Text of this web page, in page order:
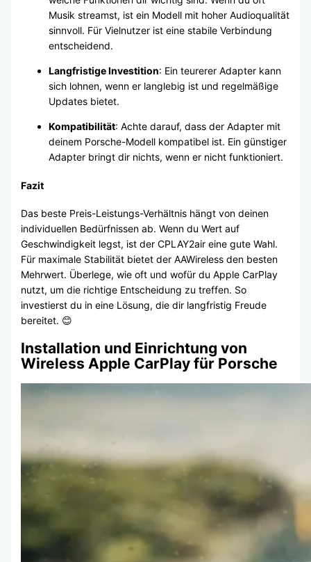
Musik streamst, ist ein Modell mit hoher Audioqualität
sinnvoll. Für Vielnutzer ist eine stabile Verbindung
entscheidend.
Langfristige Investition: Ein teurerer Adapter kann
sich lohnen, wenn er langlebig ist und regelmäßige
Updates bietet.
Kompatibilität: Achte darauf, dass der Adapter mit
deinem Porsche-Modell kompatibel ist. Ein günstiger
Adapter bringt dir nichts, wenn er nicht funktioniert.
Fazit
Das beste Preis-Leistungs-Verhältnis hängt von deinen
individuellen Bedürfnissen ab. Wenn du Wert auf
Geschwindigkeit legst, ist der CPLAY2air eine gute Wahl.
Für maximale Stabilität bietet der AAWireless den besten
Mehrwert. Überlege, wie oft und wofür du Apple CarPlay
nutzt, um die richtige Entscheidung zu treffen. So
investierst du in eine Lösung, die dir langfristig Freude
bereitet. 😊
Installation und Einrichtung von
Wireless Apple CarPlay für Porsche